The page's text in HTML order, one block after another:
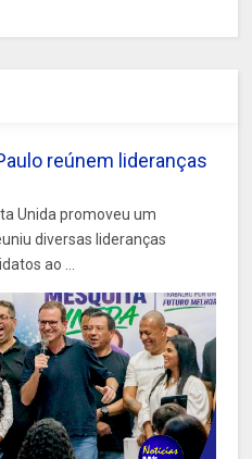
reúnem lideranças
Unida promoveu um
diversas lideranças
ao ...